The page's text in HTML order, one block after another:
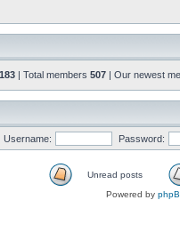
| Total members 507 | Our newest
Username: Password:
Unread posts
Powered by